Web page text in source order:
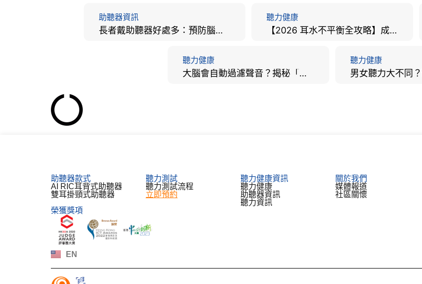
助聽器資訊
長者戴助聽器好處多：預防腦退化、9大誤區破解及家屬陪伴全手冊
聽力健康
【2026 耳水不平衡全攻略】成因、病徵、治療及改善方法
聽力健康
大腦會自動過濾聲音？揭秘「聽覺注意」機制與聽力健康的深層關係
聽力健康
助聽器款式
AI RIC耳背式助聽器
雙耳掛頸式助聽器
聽力測試​
聽力測試流程
立即預約
聽力健康資訊
聽力健康
助聽器資訊​
聽力資訊
關於我們
媒體報道
社區關懷
榮獲獎項
EN
한국어
Español
Français
Deutsch
日本語